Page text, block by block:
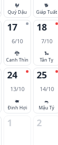
🐓
Quý Dậu
🐕
Giáp Tuất
17
6/10
🐉
Canh Thìn
18
7/10
🐍
Tân Tỵ
24
13/10
🐖
Đinh Hợi
25
14/10
🐀
Mậu Tý
1 2